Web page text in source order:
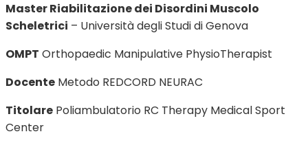
Master Riabilitazione dei Disordini Muscolo
Scheletrici – Università degli Studi di Genova
OMPT Orthopaedic Manipulative PhysioTherapist
Docente Metodo REDCORD NEURAC
Titolare Poliambulatorio RC Therapy Medical Sport
Center